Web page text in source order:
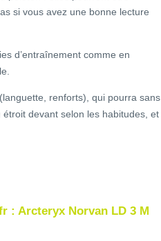
si vous avez une bonne lecture
d’entraînement comme en
renforts), qui pourra sans
devant selon les habitudes, et
: Arcteryx Norvan LD 3 M